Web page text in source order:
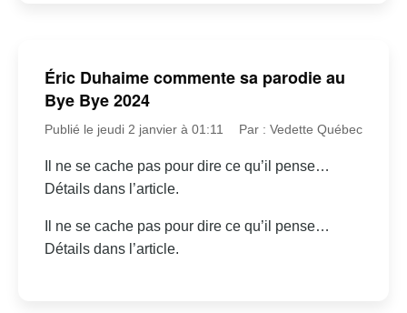
Éric Duhaime commente sa parodie au
Bye Bye 2024
Publié le jeudi 2 janvier à 01:11 Par : Vedette Québec
Il ne se cache pas pour dire ce qu’il pense…
Détails dans l’article.
Il ne se cache pas pour dire ce qu’il pense…
Détails dans l’article.